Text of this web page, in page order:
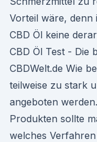
Vorteil wäre, denn
CBD Öl keine
CBD Öl Test - Die
CBDWelt.de Wie
teilweise zu stark
angeboten
Produkten sollte
welches